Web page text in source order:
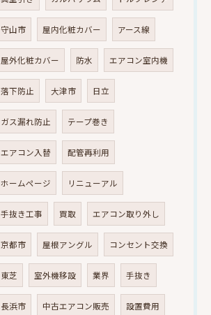
守山市 屋内化粧カバー アース線
屋外化粧カバー 防水 エアコン室内機
落下防止 大津市 日立
ガス漏れ防止 テープ巻き
エアコン入替 配管再利用
ホームページ リニューアル
手抜き工事 買取 エアコン取り外し
京都市 屋根アングル コンセント交換
東芝 室外機移設 業界 手抜き
長浜市 中古エアコン販売 設置費用